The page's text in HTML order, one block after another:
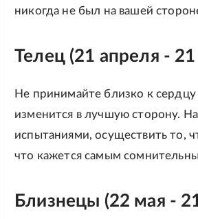
никогда не был на вашей
Телец (21 апреля -
Не принимайте близко к
изменится в лучшую сторону.
испытаниями, осуществить то,
что кажется самым
Близнецы (22 мая -